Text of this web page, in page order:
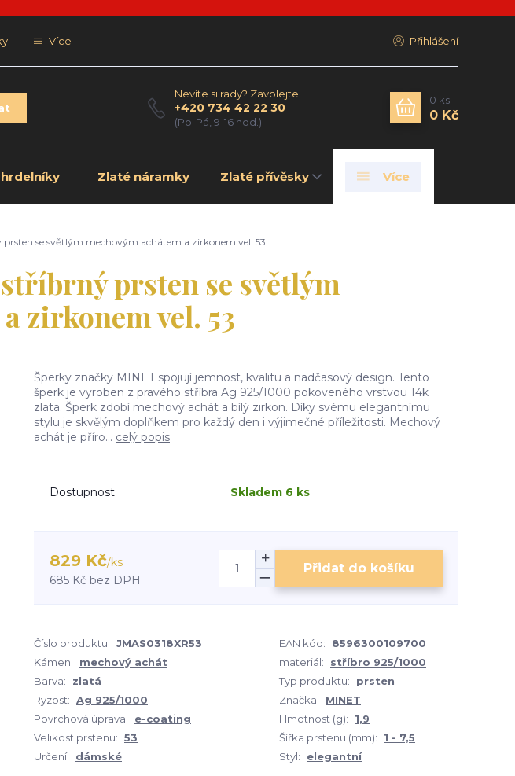
Více Přihlášení
Nevíte si rady? Zavolejte.
+420 734 42 22 30
(Po-Pá, 9-16 hod.)
0 ks
0 Kč
Zlaté náramky Zlaté přívěsky Více
se světlým mechovým achátem a zirkonem vel. 53
prsten se světlým
zirkonem vel. 53
Šperky značky MINET spojují jemnost, kvalitu a nadčasový design. Tento
šperk je vyroben z pravého stříbra Ag 925/1000 pokoveného vrstvou 14k
zlata. Šperk zdobí mechový achát a bílý zirkon. Díky svému elegantnímu
stylu je skvělým doplňkem pro každý den i výjimečné příležitosti. Mechový
achát je příro... celý popis
Dostupnost Skladem 6 ks
829 Kč/ks
685 Kč bez DPH
Přidat do košíku
Číslo produktu: JMAS0318XR53 EAN kód:
8596300109700
Kámen:
mechový achát materiál:
stříbro 925/1000
Barva:
zlatá Typ produktu:
prsten
Ryzost: Ag 925/1000 Značka:
MINET
Povrchová úprava:
e-coating Hmotnost (g):
1,9
Velikost prstenu: 53 Šířka prstenu (mm):
1 - 7,5
Určení:
dámské Styl: elegantní